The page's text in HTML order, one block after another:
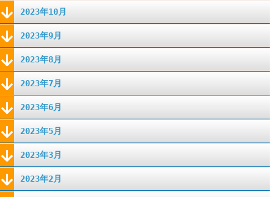
2023年10月
2023年9月
2023年8月
2023年7月
2023年6月
2023年5月
2023年3月
2023年2月